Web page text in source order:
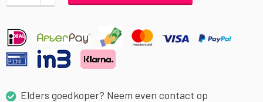
Elders goedkoper? Neem even contact op